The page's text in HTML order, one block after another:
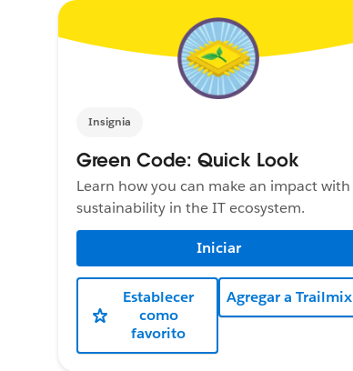
Insignia
Green Code: Quick Look
Learn how you can make an impact with
sustainability in the IT ecosystem.
Iniciar
Establecer
como
favorito
Agregar a Trailmix